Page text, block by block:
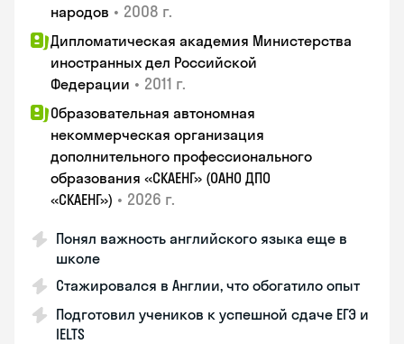
народов • 2008 г.
Дипломатическая академия Министерства
иностранных дел Российской
Федерации • 2011 г.
Образовательная автономная
некоммерческая организация
дополнительного профессионального
образования «СКАЕНГ» (ОАНО ДПО
«СКАЕНГ») • 2026 г.
Понял важность английского языка еще в
школе
Стажировался в Англии, что обогатило опыт
Подготовил учеников к успешной сдаче ЕГЭ и
IELTS